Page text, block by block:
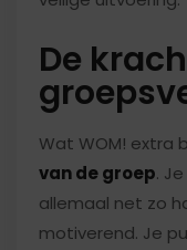
De
Wat WOM! extra
van de groep.
allemaal net zo
motiverend. Je